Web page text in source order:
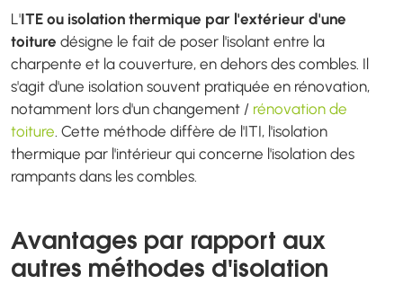
L'ITE ou isolation thermique par l'extérieur d'une
toiture désigne le fait de poser l'isolant entre la
charpente et la couverture, en dehors des combles. Il
s'agit d'une isolation souvent pratiquée en rénovation,
notamment lors d'un changement / rénovation de
toiture. Cette méthode diffère de l'ITI, l'isolation
thermique par l'intérieur qui concerne l'isolation des
rampants dans les combles.
Avantages par rapport aux
autres méthodes d'isolation